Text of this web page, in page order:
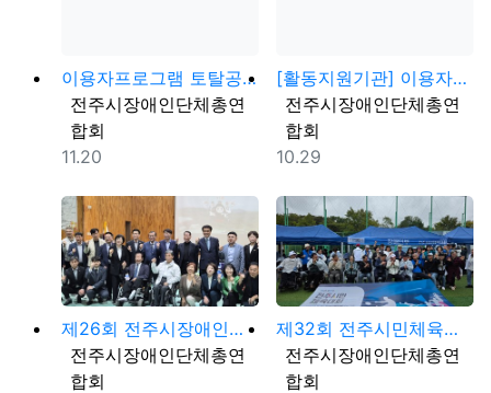
이용자프로그램 토탈공예 프로그램 8회기
등록자
전주시장애인단체총연
합회
등록일
11.20
[활동지원기관] 이용자프로그램 토탈공예 7회기
등록자
전주시장애인단체총연
합회
등록일
10.29
제26회 전주시장애인한마음 체육대회 및 문화행사
등록자
전주시장애인단체총연
합회
제32회 전주시민체육대회
등록자
전주시장애인단체총연
합회